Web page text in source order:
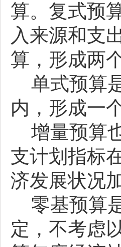
算。复式预
入来源和支
算，形成两
单式预算
内，形成一
增量预算
支计划指标
济发展状况
零基预算
定，不考虑